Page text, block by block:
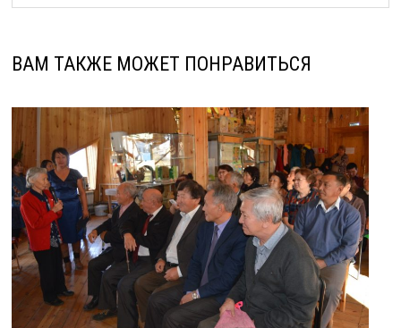
ВАМ ТАКЖЕ МОЖЕТ ПОНРАВИТЬСЯ